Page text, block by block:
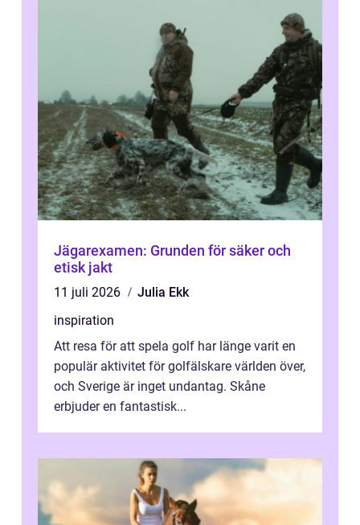
Jägarexamen: Grunden för säker och
etisk jakt
11 juli 2026
Julia Ekk
inspiration
Att resa för att spela golf har länge varit en
populär aktivitet för golfälskare världen över,
och Sverige är inget undantag. Skåne
erbjuder en fantastisk...